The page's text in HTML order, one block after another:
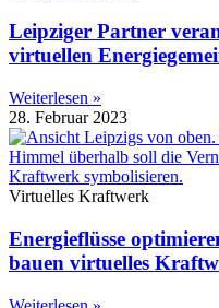
Leipziger Partner
virtuellen
Weiterlesen »
28. Februar 2023
Virtuelles Kraftwerk
Energieflüsse
bauen virtuelles